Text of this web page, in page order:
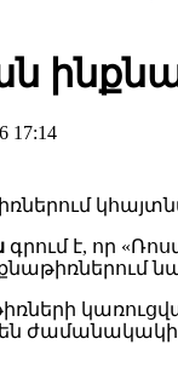
17:14
գրում է, որ